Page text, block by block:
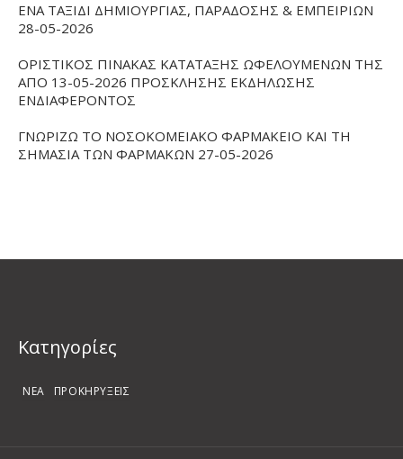
ΕΝΑ ΤΑΞΙΔΙ ΔΗΜΙΟΥΡΓΙΑΣ, ΠΑΡΑΔΟΣΗΣ & ΕΜΠΕΙΡΙΩΝ
28-05-2026
ΟΡΙΣΤΙΚΟΣ ΠΙΝΑΚΑΣ ΚΑΤΑΤΑΞΗΣ ΩΦΕΛΟΥΜΕΝΩΝ ΤΗΣ
ΑΠΟ 13-05-2026 ΠΡΟΣΚΛΗΣΗΣ ΕΚΔΗΛΩΣΗΣ
ΕΝΔΙΑΦΕΡΟΝΤΟΣ
ΓΝΩΡΙΖΩ ΤΟ ΝΟΣΟΚΟΜΕΙΑΚΟ ΦΑΡΜΑΚΕΙΟ ΚΑΙ ΤΗ
ΣΗΜΑΣΙΑ ΤΩΝ ΦΑΡΜΑΚΩΝ 27-05-2026
Kατηγορίες
ΝΕΑ ΠΡΟΚΗΡΥΞΕΙΣ